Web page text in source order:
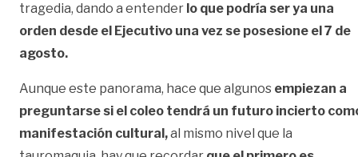
tragedia, dando a entender lo que podría ser ya una
orden desde el Ejecutivo una vez se posesione el 7 de
agosto.
Aunque este panorama, hace que algunos empiezan a
preguntarse si el coleo tendrá un futuro incierto
manifestación cultural,al mismo nivel que la